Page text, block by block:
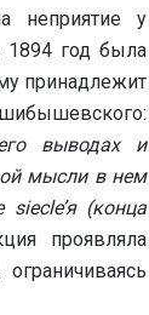
неприятие у
1894 год была
принадлежит
выводах и
мысли в нем
(конца
проявляла